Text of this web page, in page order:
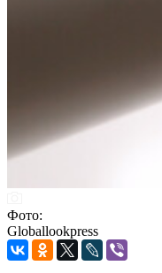
Фото:
Globallookpress